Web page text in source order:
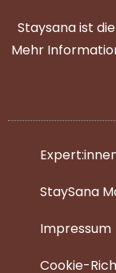
Staysana ist
Mehr
StaySana
Impressum
Cookie-